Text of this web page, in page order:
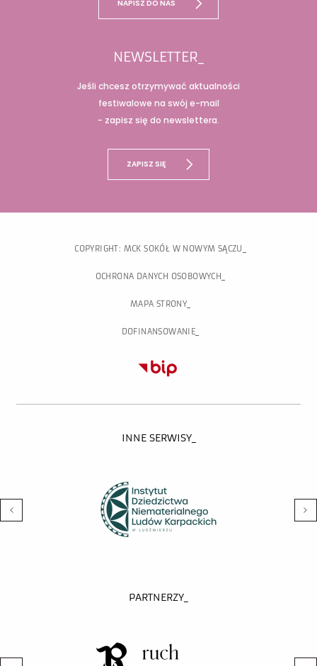
NAPISZ DO NAS
NEWSLETTER_
Jeśli chcesz otrzymywać aktualności
festiwalowe na swój e-mail
- zapisz się do newslettera.
ZAPISZ SIĘ
COPYRIGHT: MCK SOKÓŁ W NOWYM SĄCZU
OCHRONA DANYCH OSOBOWYCH
MAPA STRONY
DOFINANSOWANIE
INNE SERWISY_
PARTNERZY_